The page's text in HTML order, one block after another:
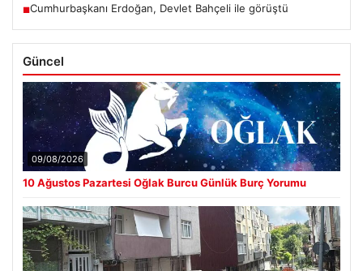
■Cumhurbaşkanı Erdoğan, Devlet Bahçeli ile görüştü
Güncel
09/08/2026
10 Ağustos Pazartesi Oğlak Burcu Günlük Burç Yorumu